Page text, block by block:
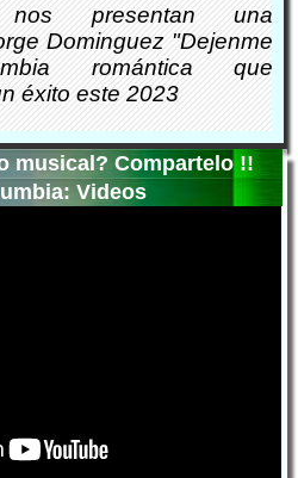
nos presentan una
Dominguez "Dejenme
romántica que
éxito este 2023
musical? Compartelo !!
Videos